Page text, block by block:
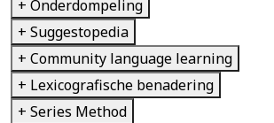
+ Onderdompeling
+ Suggestopedia
+ Community language learning
+ Lexicografische benadering
+ Series Method